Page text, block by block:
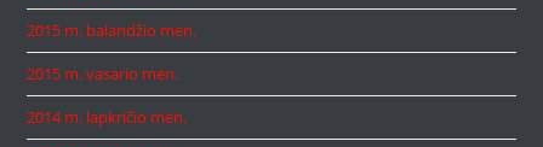
2015 m. balandžio mėn.
2015 m. vasario mėn.
2014 m. lapkričio mėn.